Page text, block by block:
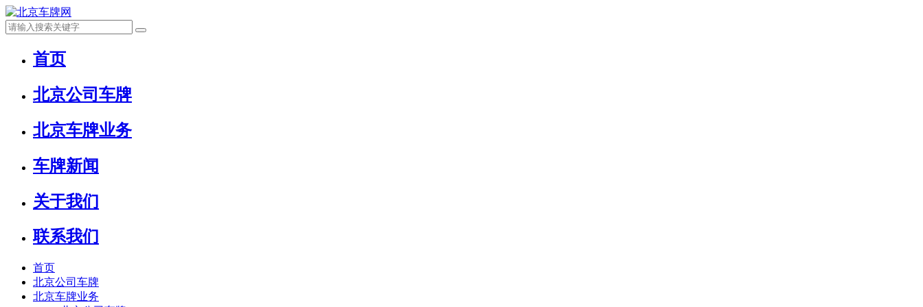
首页
北京公司车牌
北京车牌业务
车牌新闻
关于我们
联系我们
首页
北京公司车牌
北京车牌业务